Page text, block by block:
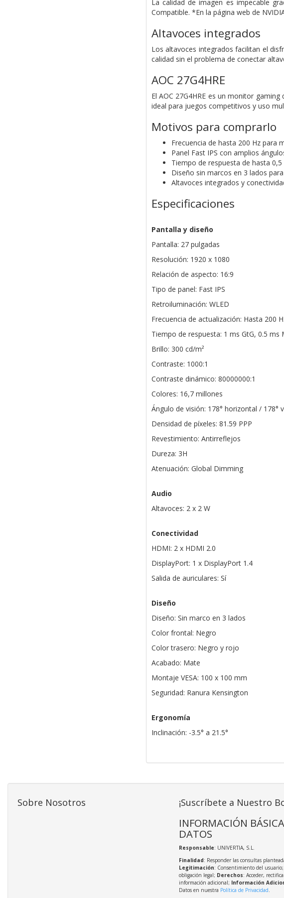
La calidad de imagen es impecable
Compatible. *En la página web de
Altavoces integrados
Los altavoces integrados facilitan el
calidad sin el problema de conectar
AOC 27G4HRE
El AOC 27G4HRE es un monitor
ideal para juegos competitivos y uso
Motivos para comprarlo
Frecuencia de hasta 200 Hz para
Panel Fast IPS con amplios
Tiempo de respuesta de hasta
Diseño sin marcos en 3 lados
Altavoces integrados y
Especificaciones
Pantalla y diseño
Pantalla: 27 pulgadas
Resolución: 1920 x 1080
Relación de aspecto: 16:9
Tipo de panel: Fast IPS
Retroiluminación: WLED
Frecuencia de actualización: Hasta 200
Tiempo de respuesta: 1 ms GtG, 0.5 ms
Brillo: 300 cd/m²
Contraste: 1000:1
Contraste dinámico: 80000000:1
Colores: 16,7 millones
Ángulo de visión: 178° horizontal / 178°
Densidad de píxeles: 81.59 PPP
Revestimiento: Antirreflejos
Dureza: 3H
Atenuación: Global Dimming
Audio
Altavoces: 2 x 2 W
Conectividad
HDMI: 2 x HDMI 2.0
DisplayPort: 1 x DisplayPort 1.4
Salida de auriculares: Sí
Diseño
Diseño: Sin marco en 3 lados
Color frontal: Negro
Color trasero: Negro y rojo
Acabado: Mate
Montaje VESA: 100 x 100 mm
Seguridad: Ranura Kensington
Ergonomía
Inclinación: -3.5° a 21.5°
Sobre Nosotros ¡Suscríbete a Nuestro
INFORMACIÓN
DATOS
Responsable: UNIVERTIA, S.L.
Finalidad: Responder las consultas
Legitimación: Consentimiento del usuario;
obligación legal; Derechos: Acceder,
información adicional; Información
Datos en nuestra Política de Privacidad.